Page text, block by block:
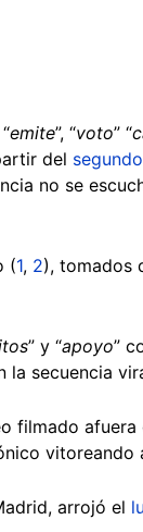
emite”, “voto” “
del
no se
(1, 2), tomados
” y “apoyo”
la secuencia
filmado
vitoreando
arrojó el